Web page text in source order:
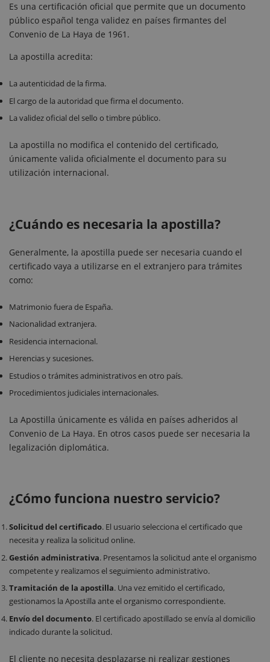
Es una certificación oficial que permite que un documento
público español tenga validez en países firmantes del
Convenio de La Haya de 1961.
La apostilla acredita:
La autenticidad de la firma.
El cargo de la autoridad que firma el documento.
La validez oficial del sello o timbre público.
La apostilla no modifica el contenido del certificado,
únicamente valida oficialmente el documento para su
utilización internacional.
¿Cuándo es necesaria la apostilla?
Generalmente, la apostilla puede ser necesaria cuando el
certificado vaya a utilizarse en el extranjero para trámites
como:
Matrimonio fuera de España.
Nacionalidad extranjera.
Residencia internacional.
Herencias y sucesiones.
Estudios o trámites administrativos en otro país.
Procedimientos judiciales internacionales.
La Apostilla únicamente es válida en países adheridos al
Convenio de La Haya. En otros casos puede ser necesaria la
legalización diplomática.
¿Cómo funciona nuestro servicio?
Solicitud del certificado. El usuario selecciona el certificado que
necesita y realiza la solicitud online.
Gestión administrativa. Presentamos la solicitud ante el organismo
competente y realizamos el seguimiento administrativo.
Tramitación de la apostilla. Una vez emitido el certificado,
gestionamos la Apostilla ante el organismo correspondiente.
Envío del documento. El certificado apostillado se envía al domicilio
indicado durante la solicitud.
El cliente no necesita desplazarse ni realizar gestiones